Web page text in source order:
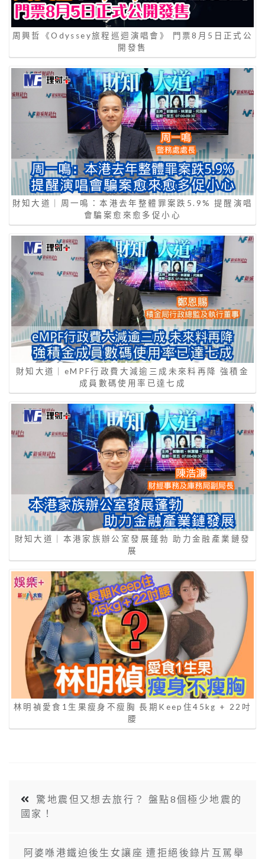
周興哲《Odyssey旅程巡迴演唱會》 門票8月5日正式公
開發售
財知大道｜周一鳴：本港去年整體罪案跌5.9% 提醒演唱
會騙案愈來愈多促小心
財知大道｜eMPF行政費大減逾三成未來料再降 強積金
成員數碼使用率已達七成
財知大道｜本港家族辦公室發展蓬勃 助力金融產業鏈發
展
林明禎愛食1生果瘦身不瘦胸 長期Keep住45kg + 22吋
腰
驚地震但又想去旅行？ 盤點8個極少地震的
國家！
阿婆喺港鐵迫後生女讓座 遭拒絕後錄片互駡舉